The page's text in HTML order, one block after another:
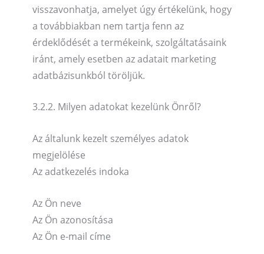
visszavonhatja, amelyet úgy értékelünk, hogy
a továbbiakban nem tartja fenn az
érdeklődését a termékeink, szolgáltatásaink
iránt, amely esetben az adatait marketing
adatbázisunkból töröljük.
3.2.2. Milyen adatokat kezelünk Önről?
Az általunk kezelt személyes adatok
megjelölése
Az adatkezelés indoka
Az Ön neve
Az Ön azonosítása
Az Ön e-mail címe